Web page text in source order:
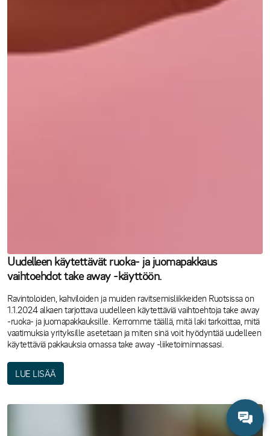
Uudelleen käytettävät ruoka- ja juomapakkaus
vaihtoehdot take away -käyttöön.
Ravintoloiden, kahviloiden ja muiden ravitsemisliikkeiden Ruotsissa on
1.1.2024 alkaen tarjottava uudelleen käytettäviä vaihtoehtoja take away
-ruoka- ja juomapakkauksille. Kerromme täällä, mitä laki tarkoittaa, mitä
vaatimuksia yrityksille asetetaan ja miten sinä voit hyödyntää uudelleen
käytettäviä pakkauksia omassa take away -liiketoiminnassasi.
LUE LISÄÄ